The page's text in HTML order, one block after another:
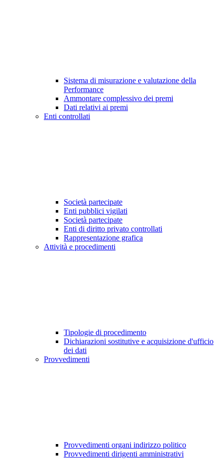
Sistema di misurazione e valutazione della
Performance
Ammontare complessivo dei premi
Dati relativi ai premi
Enti controllati
Società partecipate
Enti pubblici vigilati
Società partecipate
Enti di diritto privato controllati
Rappresentazione grafica
Attività e procedimenti
Tipologie di procedimento
Dichiarazioni sostitutive e acquisizione d'ufficio
dei dati
Provvedimenti
Provvedimenti organi indirizzo politico
Provvedimenti dirigenti amministrativi